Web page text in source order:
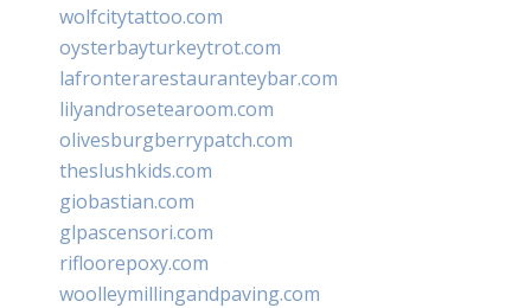
wolfcitytattoo.com
oysterbayturkeytrot.com
lafronterarestauranteybar.com
lilyandrosetearoom.com
olivesburgberrypatch.com
theslushkids.com
giobastian.com
glpascensori.com
rifloorepoxy.com
woolleymillingandpaving.com